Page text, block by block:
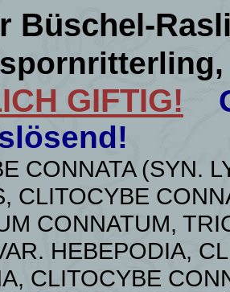
Büschel-
GIFTIG!
CONNATA (SYN.
, CLITOCYBE
CONNATUM,
HEBEPODIA,
CLITOCYBE